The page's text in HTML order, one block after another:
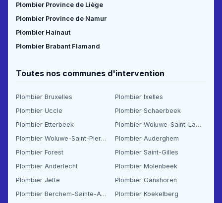
Plombier Province de Liège
Plombier Province de Namur
Plombier Hainaut
Plombier Brabant Flamand
Toutes nos communes d'intervention
Plombier Bruxelles
Plombier Ixelles
Plombier Uccle
Plombier Schaerbeek
Plombier Etterbeek
Plombier Woluwe-Saint-Lambert
Plombier Woluwe-Saint-Pierre
Plombier Auderghem
Plombier Forest
Plombier Saint-Gilles
Plombier Anderlecht
Plombier Molenbeek
Plombier Jette
Plombier Ganshoren
Plombier Berchem-Sainte-Agathe
Plombier Koekelberg